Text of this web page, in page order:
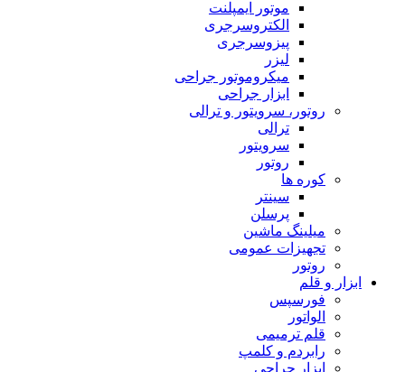
موتور ایمپلنت
الکتروسرجری
پیزوسرجری
لیزر
میکروموتور جراحی
ابزار جراحی
روتور، سرویتور و ترالی
ترالی
سرویتور
روتور
کوره ها
سینتر
پرسلن
میلینگ ماشین
تجهیزات عمومی
روتور
ابزار و قلم
فورسپس
الواتور
قلم ترمیمی
رابردم و کلمپ
ابزار جراحی